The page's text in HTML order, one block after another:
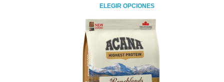
29,90 €
hasta
ELEGIR OPCIONES
Este
producto
tiene
múltiples
variantes.
Las